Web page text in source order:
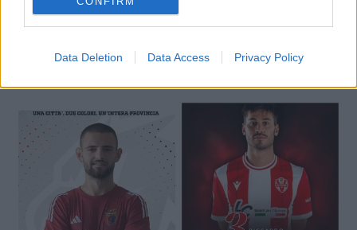
Data Deletion Data Access Privacy Policy
🔥 Trending